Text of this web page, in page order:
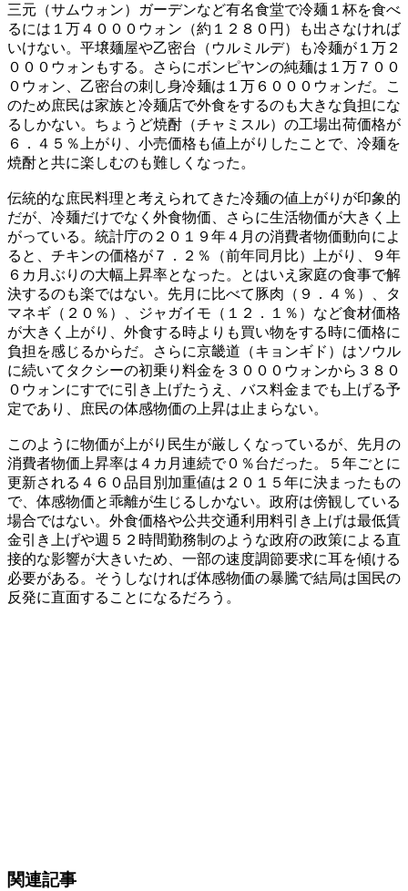
三元（サムウォン）ガーデンなど有名食堂で冷麺１杯を食べ
るには１万４０００ウォン（約１２８０円）も出さなければ
いけない。平壌麺屋や乙密台（ウルミルデ）も冷麺が１万２
０００ウォンもする。さらにボンピヤンの純麺は１万７００
０ウォン、乙密台の刺し身冷麺は１万６０００ウォンだ。こ
のため庶民は家族と冷麺店で外食をするのも大きな負担にな
るしかない。ちょうど焼酎（チャミスル）の工場出荷価格が
６．４５％上がり、小売価格も値上がりしたことで、冷麺を
焼酎と共に楽しむのも難しくなった。
伝統的な庶民料理と考えられてきた冷麺の値上がりが印象的
だが、冷麺だけでなく外食物価、さらに生活物価が大きく上
がっている。統計庁の２０１９年４月の消費者物価動向によ
ると、チキンの価格が７．２％（前年同月比）上がり、９年
６カ月ぶりの大幅上昇率となった。とはいえ家庭の食事で解
決するのも楽ではない。先月に比べて豚肉（９．４％）、タ
マネギ（２０％）、ジャガイモ（１２．１％）など食材価格
が大きく上がり、外食する時よりも買い物をする時に価格に
負担を感じるからだ。さらに京畿道（キョンギド）はソウル
に続いてタクシーの初乗り料金を３０００ウォンから３８０
０ウォンにすでに引き上げたうえ、バス料金までも上げる予
定であり、庶民の体感物価の上昇は止まらない。
このように物価が上がり民生が厳しくなっているが、先月の
消費者物価上昇率は４カ月連続で０％台だった。５年ごとに
更新される４６０品目別加重値は２０１５年に決まったもの
で、体感物価と乖離が生じるしかない。政府は傍観している
場合ではない。外食価格や公共交通利用料引き上げは最低賃
金引き上げや週５２時間勤務制のような政府の政策による直
接的な影響が大きいため、一部の速度調節要求に耳を傾ける
必要がある。そうしなければ体感物価の暴騰で結局は国民の
反発に直面することになるだろう。
関連記事